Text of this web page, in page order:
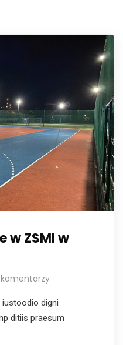
w ZSMI w
komentarzy
digni
ditiis praesum